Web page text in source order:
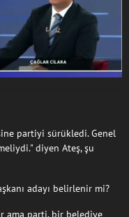
partiyi sürükledi. Genel
diyen Ateş, şu
adayı belirlenir mi?
ama parti, bir belediye